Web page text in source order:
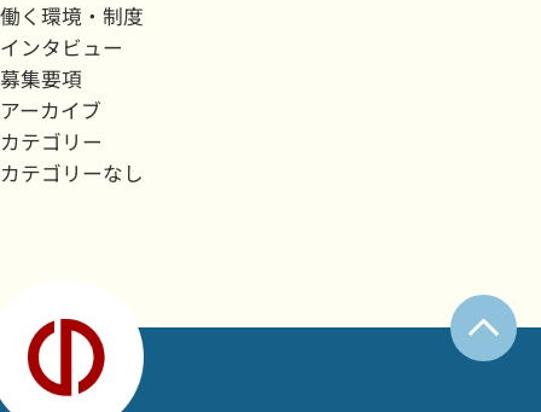
働く環境・制度
インタビュー
募集要項
アーカイブ
カテゴリー
カテゴリーなし